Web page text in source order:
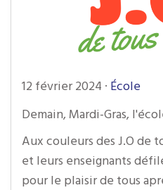
12 février 2024 · École
Demain, Mardi-Gras,
Aux couleurs des J.O de
et leurs enseignants
pour le plaisir de tous